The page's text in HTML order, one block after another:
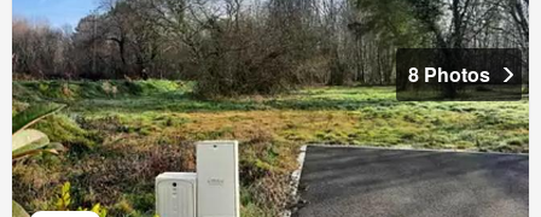
8 Photos